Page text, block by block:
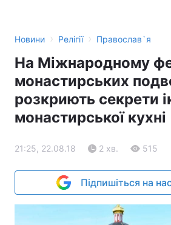
Новини › Релігії › Православ`я
На Міжнародному
монастирських
розкриють секрети
монастирської кухні
21:25, 22.08.18 2 хв. 515
Підпишіться на